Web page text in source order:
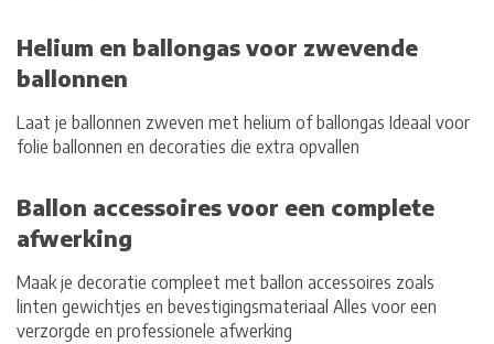
Helium en ballongas voor zwevende
ballonnen
Laat je ballonnen zweven met helium of ballongas Ideaal voor
folie ballonnen en decoraties die extra opvallen
Ballon accessoires voor een complete
afwerking
Maak je decoratie compleet met ballon accessoires zoals
linten gewichtjes en bevestigingsmateriaal Alles voor een
verzorgde en professionele afwerking